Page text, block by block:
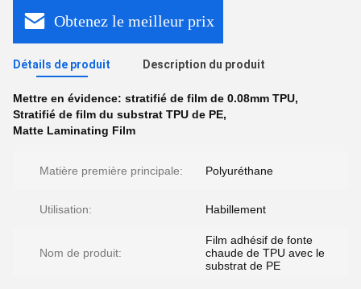
Obtenez le meilleur prix
Détails de produit Description du produit
Mettre en évidence: stratifié de film de 0.08mm TPU,
Stratifié de film du substrat TPU de PE,
Matte Laminating Film
Matière première principale: Polyuréthane
Utilisation: Habillement
Nom de produit:
Film adhésif de fonte
chaude de TPU avec le
substrat de PE